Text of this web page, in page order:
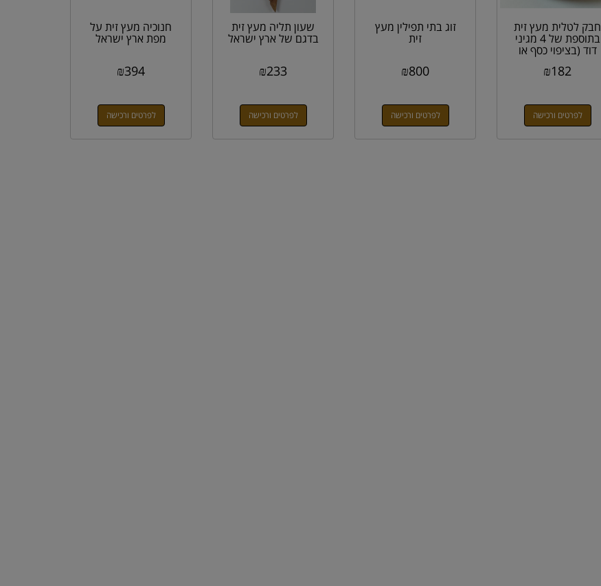
חבק לטלית מעץ זית
בתוספת של 4 מגיני
דוד (בציפוי כסף או
₪182
לפרטים ורכישה
זוג בתי תפילין מעץ
זית
₪800
לפרטים ורכישה
שעון תליה מעץ זית
בדגם של ארץ ישראל
₪233
לפרטים ורכישה
חנוכיה מעץ זית על
מפת ארץ ישראל
₪394
לפרטים ורכישה